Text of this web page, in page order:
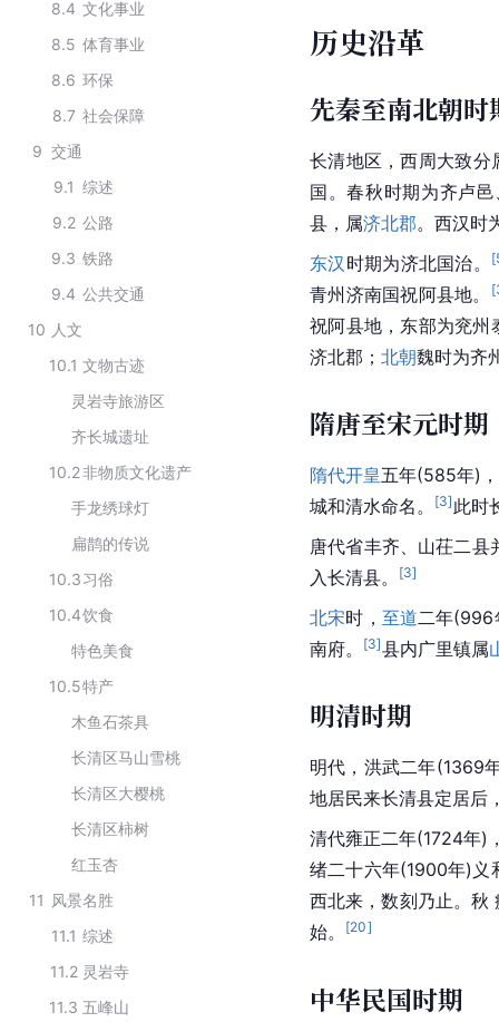
8.4 文化事业
8.5 体育事业
8.6 环保
8.7 社会保障
9 交通
9.1 综述
9.2 公路
9.3 铁路
9.4 公共交通
10 人文
10.1 文物古迹
灵岩寺旅游区
齐长城遗址
10.2非物质文化遗产
手龙绣球灯
扁鹊的传说
10.3习俗
10.4饮食
特色美食
10.5特产
木鱼石茶具
长清区马山雪桃
长清区大樱桃
长清区柿树
红玉杏
11 风景名胜
11.1 综述
11.2 灵岩寺
11.3 五峰山
历史沿革
先秦至南北朝时
长清地区，西周大致分
国。春秋时期为齐卢
县，属济北郡。西汉时
东汉 时期为济北国治。 [
青州济南国祝阿县地。 [
祝阿县地，东部为兖州
济北郡； 北朝魏时为齐
隋唐至宋元时期
隋代开皇五年(585年)
城和清水命名。 [3] 此时
唐代省丰齐、山茌二县
入长清县。
[3]
北宋时， 至道二年(996
南府。
[3]县内广里镇属
明清时期
明代，洪武二年(1369
地居民来长清县定居后
清代雍正二年(1724年)
绪二十六年(1900年)义
西北来，数刻乃止。秋
始。
[20]
中华民国时期